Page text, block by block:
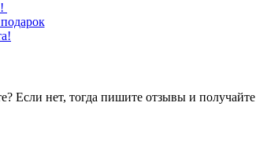
Если нет, тогда пишите отзывы и получайте